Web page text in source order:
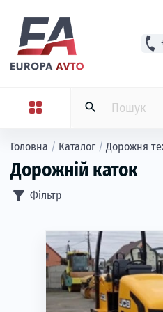
phone
search
Головна / Каталог / Дорожня
Дорожній каток
filter_alt Фільтр